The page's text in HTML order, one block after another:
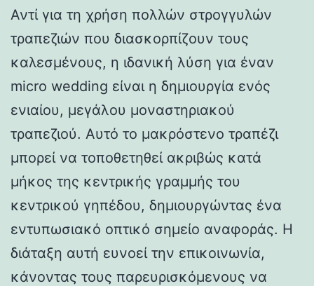
Αντί για τη χρήση πολλών στρογγυλών
τραπεζιών που διασκορπίζουν τους
καλεσμένους, η ιδανική λύση για έναν
micro wedding είναι η δημιουργία ενός
ενιαίου, μεγάλου μοναστηριακού
τραπεζιού. Αυτό το μακρόστενο τραπέζι
μπορεί να τοποθετηθεί ακριβώς κατά
μήκος της κεντρικής γραμμής του
κεντρικού γηπέδου, δημιουργώντας ένα
εντυπωσιακό οπτικό σημείο αναφοράς. Η
διάταξη αυτή ευνοεί την επικοινωνία,
κάνοντας τους παρευρισκόμενους να